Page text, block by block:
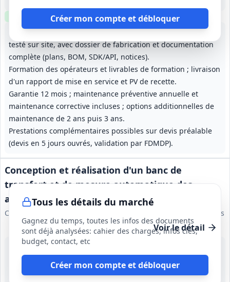
Créer mon compte et débloquer
Fourniture d'un robot humanoïde bipède livré, monté et
testé sur site, avec dossier de fabrication et documentation
complète (plans, BOM, SDK/API, notices).
Formation des opérateurs et livrables de formation ; livraison
d'un rapport de mise en service et PV de recette.
Garantie 12 mois ; maintenance préventive annuelle et
maintenance corrective incluses ; options additionnelles de
maintenance de 2 ans puis 3 ans.
Prestations complémentaires possibles sur devis préalable
(devis en 5 jours ouvrés, validation par FDMDP).
Clause environnementale Clause sociale Visite
Tous les détails du marché
Gagnez du temps, toutes les infos des documents
sont déjà analysées: cahier des charges, infos clés,
budget, contact, etc
Créer mon compte et débloquer
Conception et réalisation d'un banc de
transfert et de mesure automatique des
archives xénon du réseau OTICE
Commissariat à l'Énergie Atomique et aux Energies Alternatives
Voir le détail
20 août 2026
Bruyères-le-Châtel (91)
1 an (du lancement à la recette sur site)